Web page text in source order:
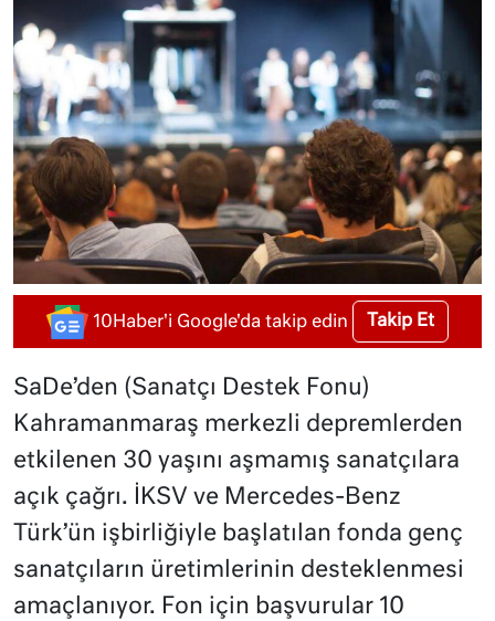
10Haber'i Google'da takip edin Takip Et
SaDe’den (Sanatçı Destek Fonu)
Kahramanmaraş merkezli depremlerden
etkilenen 30 yaşını aşmamış sanatçılara
açık çağrı. İKSV ve Mercedes-Benz
Türk’ün işbirliğiyle başlatılan fonda genç
sanatçıların üretimlerinin desteklenmesi
amaçlanıyor. Fon için başvurular 10